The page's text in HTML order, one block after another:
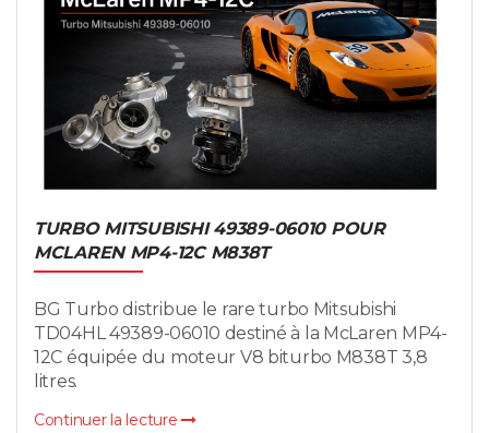
TURBO MITSUBISHI 49389-06010 POUR
MCLAREN MP4-12C M838T
BG Turbo distribue le rare turbo Mitsubishi
TD04HL 49389-06010 destiné à la McLaren MP4-
12C équipée du moteur V8 biturbo M838T 3,8
litres.
Continuer la lecture